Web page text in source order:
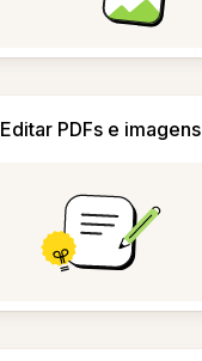
Editar PDFs e imagens